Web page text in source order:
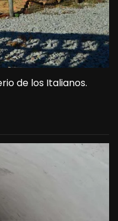
de los Italianos.